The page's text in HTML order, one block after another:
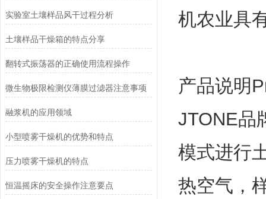
实验室土壤样品风干过程分析
土壤样品干燥箱的特点分享
翻转式振荡器的正确使用流程操作
微生物极限检测仪薄膜过滤器注意事项
融浆机的应用领域
小型喷雾干燥机的优势和特点
压力喷雾干燥机的特点
恒温摇床的安全操作注意要点
机农业具
产品说明
JTONE品
模式进行
热空气，